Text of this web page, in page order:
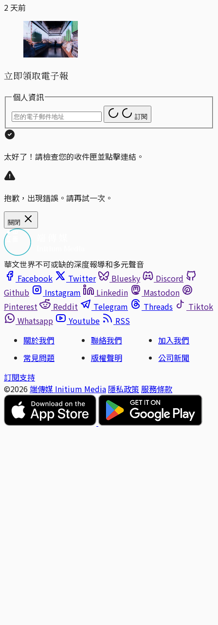
2 天前
立即領取電子報
個人資訊
訂閱
太好了！請檢查您的收件匣並點擊連結。
抱歉，出現錯誤。請再試一次。
關閉
華文世界不可或缺的深度報導和多元聲音
Facebook
Twitter Bluesky
Discord
Github
Instagram Linkedin
Mastodon
Pinterest
Reddit Telegram Threads
Tiktok
Whatsapp
Youtube
RSS
關於我們
聯絡我們
加入我們
常見問題
版權聲明
公司新聞
訂閱支持
©2026 端傳媒 Initium Media 隱私政策 服務條款